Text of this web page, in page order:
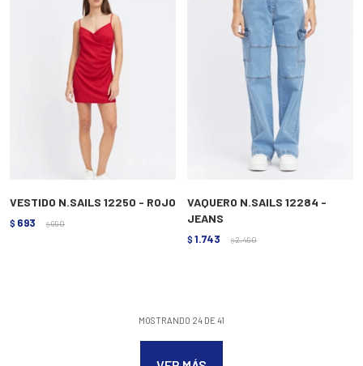
VESTIDO N.SAILS 12250 - ROJO
$ 693 $ 990
VAQUERO N.SAILS 12284 -
JEANS
$ 1.743 $ 2.490
MOSTRANDO 24 DE 41